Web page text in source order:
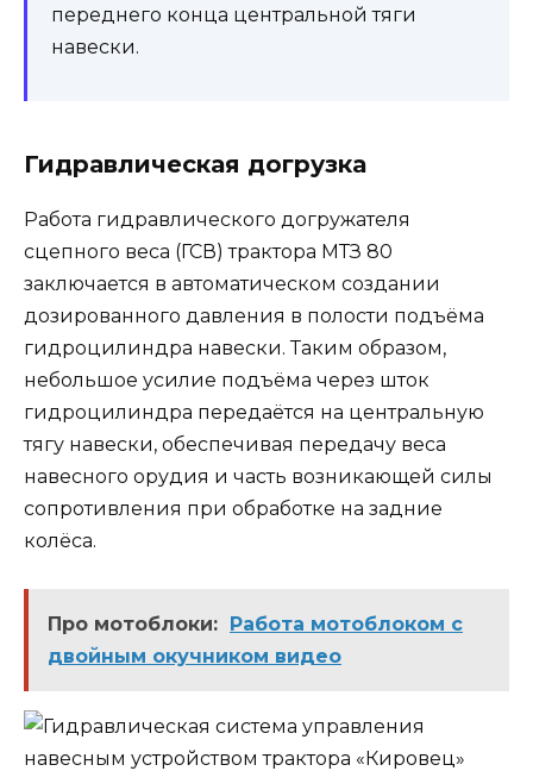
переднего конца центральной тяги
навески.
Гидравлическая догрузка
Работа гидравлического догружателя
сцепного веса (ГСВ) трактора МТЗ 80
заключается в автоматическом создании
дозированного давления в полости подъёма
гидроцилиндра навески. Таким образом,
небольшое усилие подъёма через шток
гидроцилиндра передаётся на центральную
тягу навески, обеспечивая передачу веса
навесного орудия и часть возникающей силы
сопротивления при обработке на задние
колёса.
Про мотоблоки: Работа мотоблоком с
двойным окучником видео